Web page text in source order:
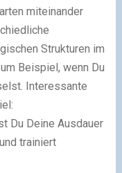
miteinander
Strukturen im
Beispiel, wenn Du
Interessante
Du Deine Ausdauer
trainiert